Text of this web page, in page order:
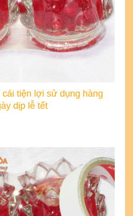
tiện lợi sử dụng hàng
dịp lễ tết